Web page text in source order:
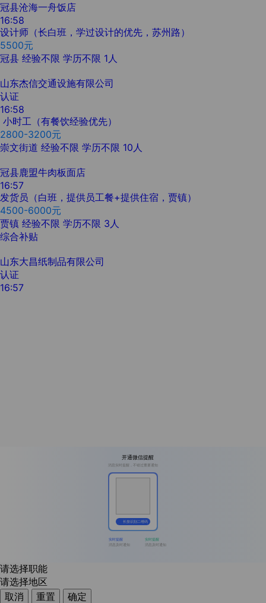
冠县沧海一舟饭店
16:58
设计师（长白班，学过设计的优先，苏州路）
5500元
冠县 经验不限 学历不限 1人
山东杰信交通设施有限公司
认证
16:58
小时工（有餐饮经验优先）
2800-3200元
崇文街道 经验不限 学历不限 10人
冠县鹿盟牛肉板面店
16:57
发货员（白班，提供员工餐+提供住宿，贾镇）
4500-6000元
贾镇 经验不限 学历不限 3人
综合补贴
山东大昌纸制品有限公司
认证
16:57
开通微信提醒
消息实时提醒，不错过重要通知
长按识别二维码
实时提醒
消息及时通知
实时提醒
消息及时通知
请选择职能
请选择地区
取消
重置 确定